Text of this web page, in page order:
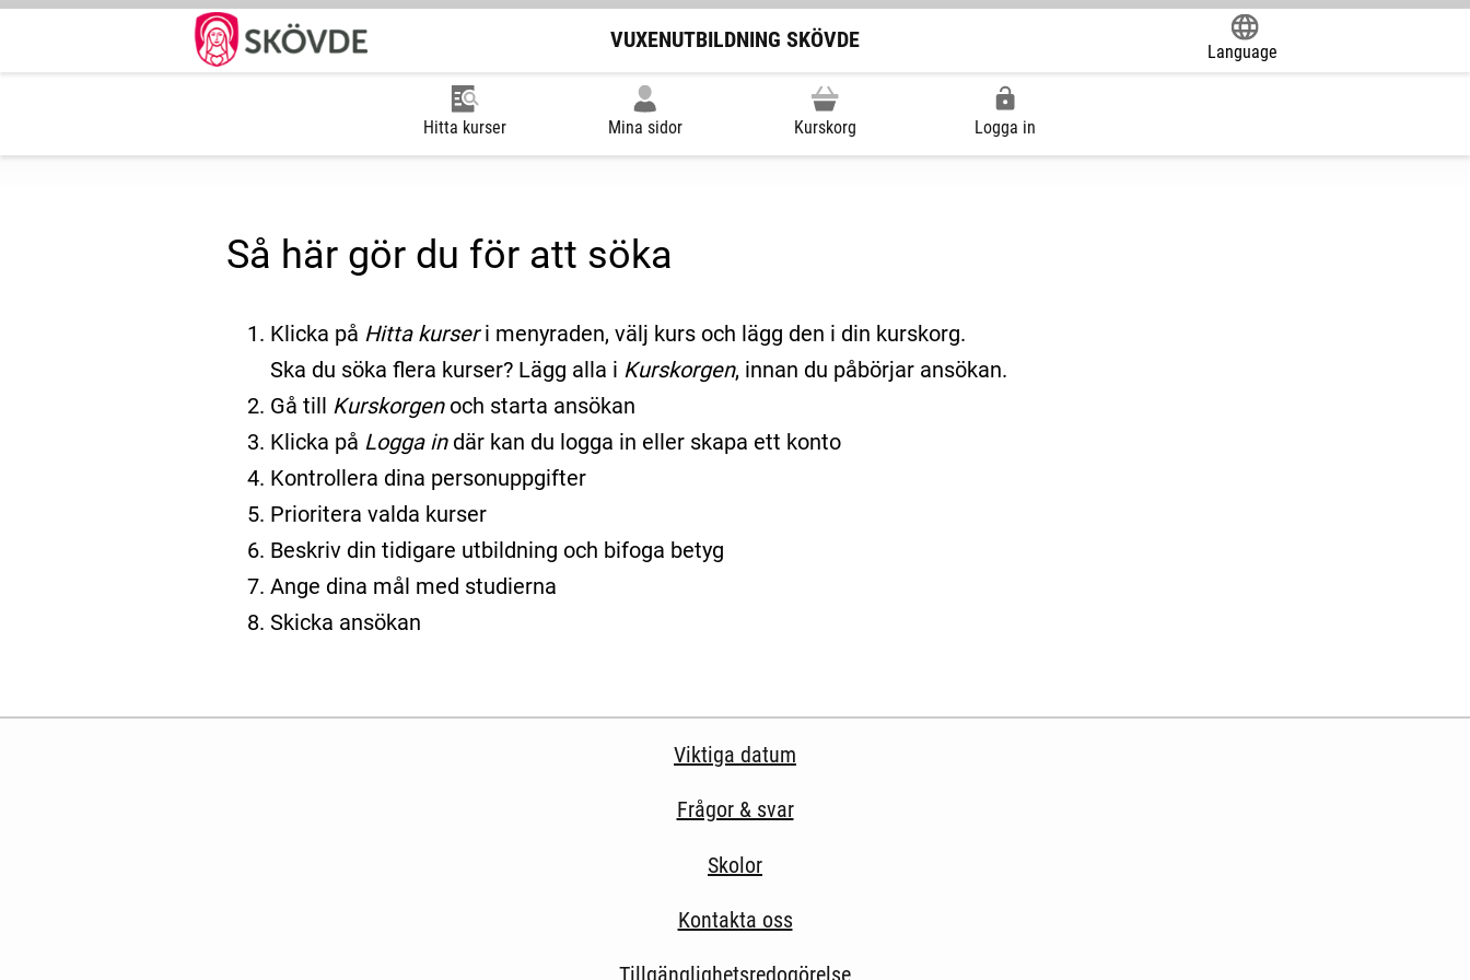
VUXENUTBILDNING SKÖVDE
Language
Hitta kurser Mina sidor Kurskorg Logga in
Så här gör du för att söka
Klicka på Hitta kurser i menyraden, välj kurs och lägg den i din kurskorg.
Ska du söka flera kurser? Lägg alla i Kurskorgen, innan du påbörjar ansökan.
Gå till Kurskorgenoch starta ansökan
Klicka på Logga in där kan du logga in eller skapa ett konto
Kontrollera dina personuppgifter
Prioritera valda kurser
Beskriv din tidigare utbildning och bifoga betyg
Ange dina mål med studierna
Skicka ansökan
Viktiga datum
Frågor & svar
Skolor
Kontakta oss
Tillgänglighetsredogörelse